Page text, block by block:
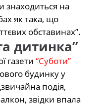
знаходиться на
як така, що
обставинах”.
дитинка”
газети “Суботи”
будинку у
подія,
звідки впала